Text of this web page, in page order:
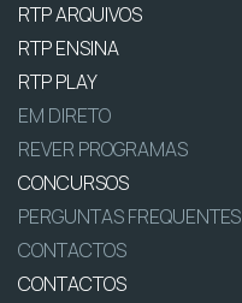
RTP ARQUIVOS
RTP ENSINA
RTP PLAY
EM DIRETO
REVER PROGRAMAS
CONCURSOS
PERGUNTAS FREQUENTES
CONTACTOS
CONTACTOS